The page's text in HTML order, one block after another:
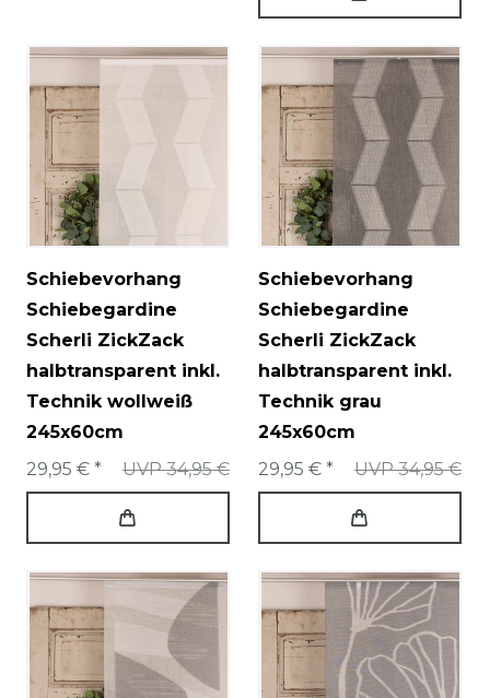
Schiebevorhang
Schiebegardine
Scherli ZickZack
halbtransparent inkl.
Technik wollweiß
245x60cm
UVP 34,95 €
29,95 € *
Schiebevorhang
Schiebegardine
Scherli ZickZack
halbtransparent inkl.
Technik grau
245x60cm
UVP 34,95 €
29,95 € *